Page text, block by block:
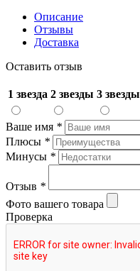
Описание
Отзывы
Доставка
Оставить отзыв
1 звезда 2 звезды 3 звезды
Ваше имя *
Плюсы *
Минусы *
Отзыв *
Фото вашего товара
Проверка